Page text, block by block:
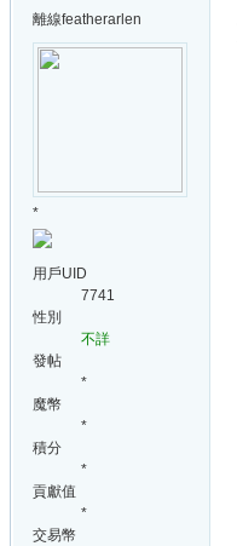
離線featherarlen
*
用戶UID
7741
性別
不詳
發帖
*
魔幣
*
積分
*
貢獻值
*
交易幣